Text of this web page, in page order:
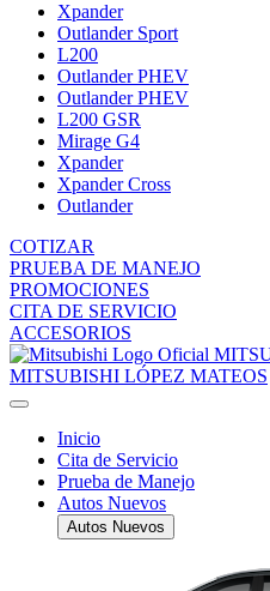
Xpander
Outlander Sport
L200
Outlander PHEV
Outlander PHEV
L200 GSR
Mirage G4
Xpander
Xpander Cross
Outlander
COTIZAR
PRUEBA DE MANEJO
PROMOCIONES
CITA DE SERVICIO
ACCESORIOS
MITSUBISHI LÓPEZ MATEOS
Inicio
Cita de Servicio
Prueba de Manejo
Autos Nuevos
Autos Nuevos